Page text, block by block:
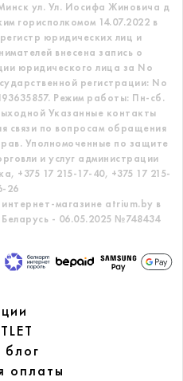
ул. Ул. Иосифа Жиновича д
горисполкомом 14.07.2022 в
юридических лиц и
внесена запись о
юридического лица за No
регистрации: No
Режим работы: Пн-сб.
Указанные контакты
связи по вопросам обращения
Уполномоченные по защите
и услуг администрации
+375 17 215-17-40, +375 17 215-
26
магазине atrium.by в
- 06.05.2025 №748434
оплаты